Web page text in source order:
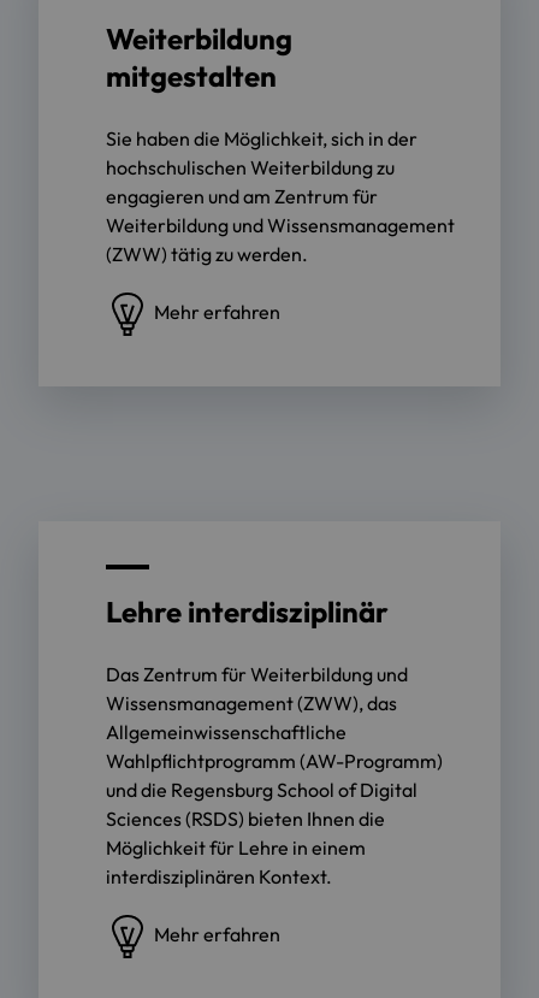
Weiterbildung
mitgestalten
Sie haben die Möglichkeit, sich in der
hochschulischen Weiterbildung zu
engagieren und am Zentrum für
Weiterbildung und Wissensmanagement
(ZWW) tätig zu werden.
Mehr erfahren
Lehre interdisziplinär
Das Zentrum für Weiterbildung und
Wissensmanagement (ZWW), das
Allgemeinwissenschaftliche
Wahlpflichtprogramm (AW-Programm)
und die Regensburg School of Digital
Sciences (RSDS) bieten Ihnen die
Möglichkeit für Lehre in einem
interdisziplinären Kontext.
Mehr erfahren